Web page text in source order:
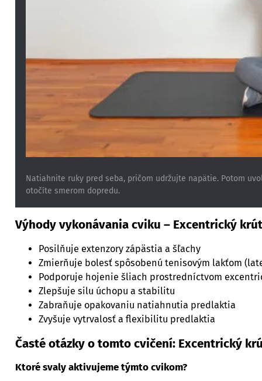
Natiahnite ruky pred seba, pričom udržujte napätie. Potom
otočíte smerom dopredu.
Výhody vykonávania cviku – Excentrický
Posilňuje extenzory zápästia a šľachy
Zmierňuje bolesť spôsobenú tenisovým lakťom
Podporuje hojenie šliach prostredníctvom
Zlepšuje silu úchopu a stabilitu
Zabraňuje opakovaniu natiahnutia predlaktia
Zvyšuje vytrvalosť a flexibilitu predlaktia
Časté otázky o tomto cvičení: Excentrický
Ktoré svaly aktivujeme týmto cvikom?